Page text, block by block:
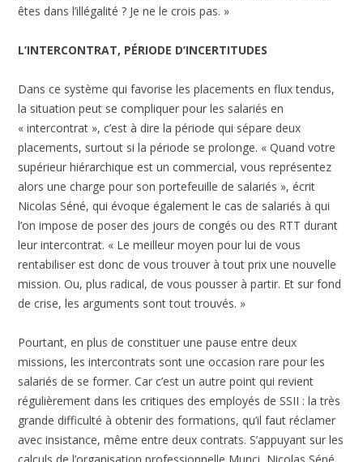
êtes dans l’illégalité ? Je ne le crois pas. »
L’INTERCONTRAT, PÉRIODE D’INCERTITUDES
Dans ce système qui favorise les placements en flux tendus,
la situation peut se compliquer pour les salariés en
« intercontrat », c’est à dire la période qui sépare deux
placements, surtout si la période se prolonge. « Quand votre
supérieur hiérarchique est un commercial, vous représentez
alors une charge pour son portefeuille de salariés », écrit
Nicolas Séné, qui évoque également le cas de salariés à qui
l’on impose de poser des jours de congés ou des RTT durant
leur intercontrat. « Le meilleur moyen pour lui de vous
rentabiliser est donc de vous trouver à tout prix une nouvelle
mission. Ou, plus radical, de vous pousser à partir. Et sur fond
de crise, les arguments sont tout trouvés. »
Pourtant, en plus de constituer une pause entre deux
missions, les intercontrats sont une occasion rare pour les
salariés de se former. Car c’est un autre point qui revient
régulièrement dans les critiques des employés de SSII : la très
grande difficulté à obtenir des formations, qu’il faut réclamer
avec insistance, même entre deux contrats. S’appuyant sur les